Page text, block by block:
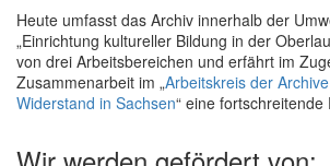
Heute umfasst das Archiv innerhalb der
„Einrichtung kultureller Bildung in der
von drei Arbeitsbereichen und erfährt im
Zusammenarbeit im „Arbeitskreis der
Widerstand in Sachsen“ eine